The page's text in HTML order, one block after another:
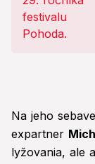
Na jeho
expartner
lyžovania, ale